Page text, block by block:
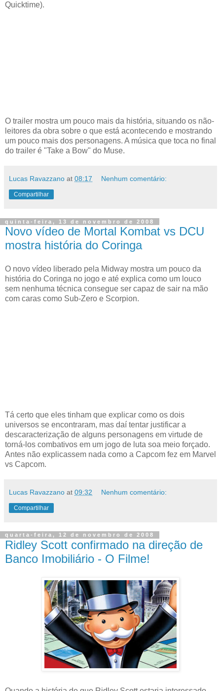
Quicktime).
O trailer mostra um pouco mais da história, situando os não-
leitores da obra sobre o que está acontecendo e mostrando
um pouco mais dos personagens. A música que toca no final
do trailer é "Take a Bow" do Muse.
Lucas Ravazzano at 08:17 Nenhum comentário:
Compartilhar
quinta-feira, 13 de novembro de 2008
Novo vídeo de Mortal Kombat vs DCU
mostra história do Coringa
O novo vídeo liberado pela Midway mostra um pouco da
história do Coringa no jogo e até explica como um louco
sem nenhuma técnica consegue ser capaz de sair na mão
com caras como Sub-Zero e Scorpion.
Tá certo que eles tinham que explicar como os dois
universos se encontraram, mas daí tentar justificar a
descaracterização de alguns personagens em virtude de
torná-los combativos em um jogo de luta soa meio forçado.
Antes não explicassem nada como a Capcom fez em Marvel
vs Capcom.
Lucas Ravazzano at 09:32 Nenhum comentário:
Compartilhar
quarta-feira, 12 de novembro de 2008
Ridley Scott confirmado na direção de
Banco Imobiliário - O Filme!